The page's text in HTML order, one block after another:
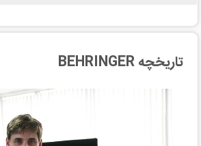
تاریخچه BEHRINGER